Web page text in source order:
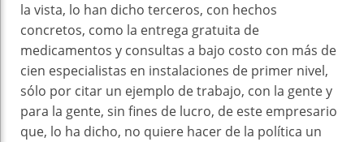
la vista, lo han dicho terceros, con hechos
concretos, como la entrega gratuita de
medicamentos y consultas a bajo costo con más de
cien especialistas en instalaciones de primer nivel,
sólo por citar un ejemplo de trabajo, con la gente y
para la gente, sin fines de lucro, de este empresario
que, lo ha dicho, no quiere hacer de la política un